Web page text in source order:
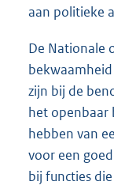
aan politieke
De Nationale
zijn bij de
het openbaar
hebben van
voor een
bij functies